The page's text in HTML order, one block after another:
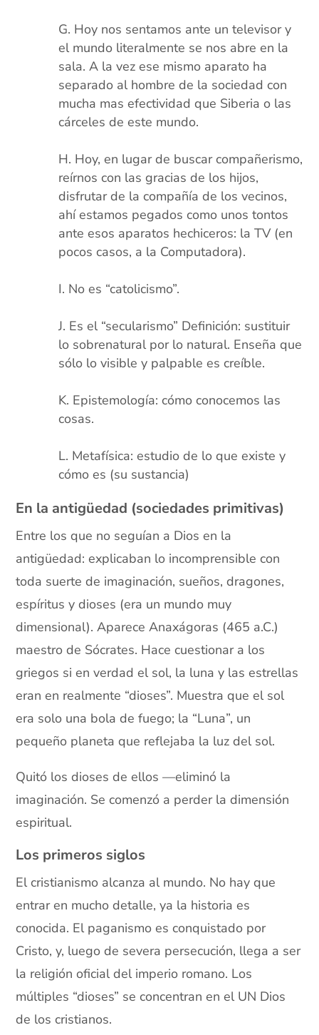
Hoy nos sentamos ante un televisor y
el mundo literalmente se nos abre en la
sala. A la vez ese mismo aparato ha
separado al hombre de la sociedad con
mucha mas efectividad que Siberia o las
cárceles de este mundo.
Hoy, en lugar de buscar compañerismo,
reírnos con las gracias de los hijos,
disfrutar de la compañía de los vecinos,
ahí estamos pegados como unos tontos
ante esos aparatos hechiceros: la TV (en
pocos casos, a la Computadora).
No es “catolicismo”.
Es el “secularismo” Definición: sustituir
lo sobrenatural por lo natural. Enseña que
sólo lo visible y palpable es creíble.
Epistemología: cómo conocemos las
cosas.
Metafísica: estudio de lo que existe y
cómo es (su sustancia)
En la antigüedad (sociedades primitivas)
Entre los que no seguían a Dios en la
antigüedad: explicaban lo incomprensible con
toda suerte de imaginación, sueños, dragones,
espíritus y dioses (era un mundo muy
dimensional). Aparece Anaxágoras (465 a.C.)
maestro de Sócrates. Hace cuestionar a los
griegos si en verdad el sol, la luna y las estrellas
eran en realmente “dioses”. Muestra que el sol
era solo una bola de fuego; la “Luna”, un
pequeño planeta que reflejaba la luz del sol.
Quitó los dioses de ellos —eliminó la
imaginación. Se comenzó a perder la dimensión
espiritual.
Los primeros siglos
El cristianismo alcanza al mundo. No hay que
entrar en mucho detalle, ya la historia es
conocida. El paganismo es conquistado por
Cristo, y, luego de severa persecución, llega a ser
la religión oficial del imperio romano. Los
múltiples “dioses” se concentran en el UN Dios
de los cristianos.